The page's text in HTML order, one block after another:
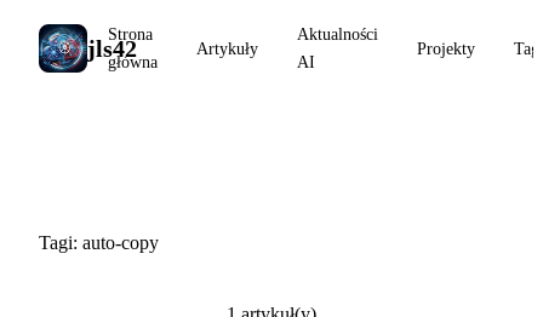
jls42
Strona
główna
Artykuły
Aktualności
AI
Projekty Tagi
Tagi: auto-copy